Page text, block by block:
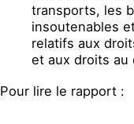
transports, les
insoutenables
relatifs aux
et aux droits au
Pour lire le rapport :